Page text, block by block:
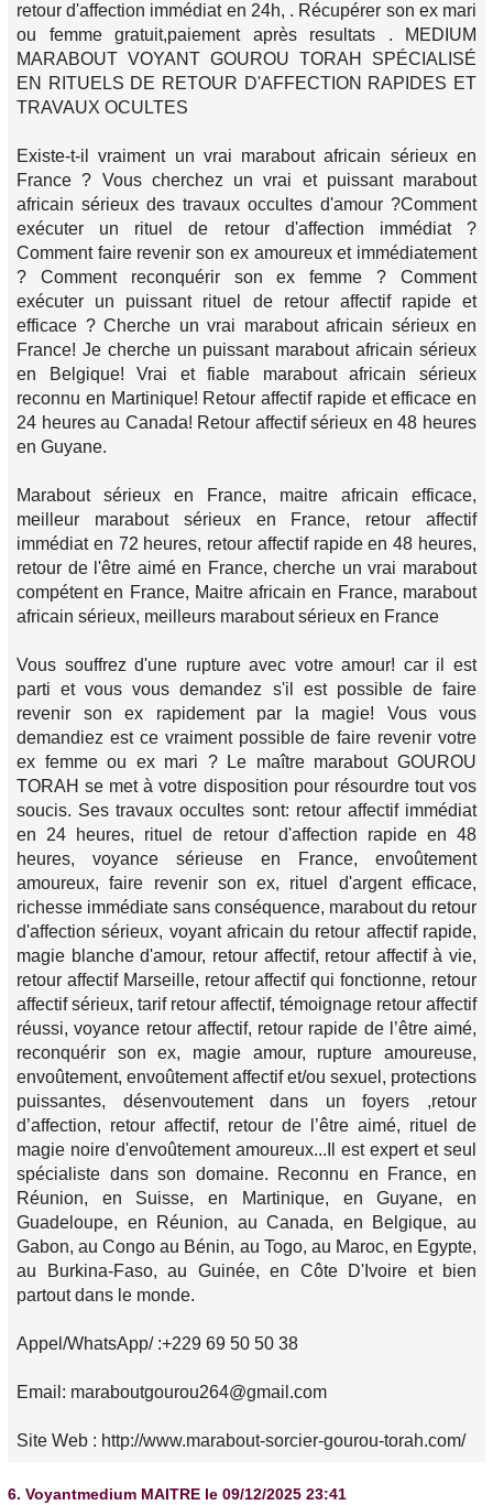
retour d'affection immédiat en 24h, . Récupérer son ex mari
ou femme gratuit,paiement après resultats . MEDIUM
MARABOUT VOYANT GOUROU TORAH SPÉCIALISÉ
EN RITUELS DE RETOUR D'AFFECTION RAPIDES ET
TRAVAUX OCULTES
Existe-t-il vraiment un vrai marabout africain sérieux en
France ? Vous cherchez un vrai et puissant marabout
africain sérieux des travaux occultes d'amour ?Comment
exécuter un rituel de retour d'affection immédiat ?
Comment faire revenir son ex amoureux et immédiatement
? Comment reconquérir son ex femme ? Comment
exécuter un puissant rituel de retour affectif rapide et
efficace ? Cherche un vrai marabout africain sérieux en
France! Je cherche un puissant marabout africain sérieux
en Belgique! Vrai et fiable marabout africain sérieux
reconnu en Martinique! Retour affectif rapide et efficace en
24 heures au Canada! Retour affectif sérieux en 48 heures
en Guyane.
Marabout sérieux en France, maitre africain efficace,
meilleur marabout sérieux en France, retour affectif
immédiat en 72 heures, retour affectif rapide en 48 heures,
retour de l'être aimé en France, cherche un vrai marabout
compétent en France, Maitre africain en France, marabout
africain sérieux, meilleurs marabout sérieux en France
Vous souffrez d'une rupture avec votre amour! car il est
parti et vous vous demandez s'il est possible de faire
revenir son ex rapidement par la magie! Vous vous
demandiez est ce vraiment possible de faire revenir votre
ex femme ou ex mari ? Le maître marabout GOUROU
TORAH se met à votre disposition pour résourdre tout vos
soucis. Ses travaux occultes sont: retour affectif immédiat
en 24 heures, rituel de retour d'affection rapide en 48
heures, voyance sérieuse en France, envoûtement
amoureux, faire revenir son ex, rituel d'argent efficace,
richesse immédiate sans conséquence, marabout du retour
d'affection sérieux, voyant africain du retour affectif rapide,
magie blanche d'amour, retour affectif, retour affectif à vie,
retour affectif Marseille, retour affectif qui fonctionne, retour
affectif sérieux, tarif retour affectif, témoignage retour affectif
réussi, voyance retour affectif, retour rapide de l’être aimé,
reconquérir son ex, magie amour, rupture amoureuse,
envoûtement, envoûtement affectif et/ou sexuel, protections
puissantes, désenvoutement dans un foyers ,retour
d’affection, retour affectif, retour de l’être aimé, rituel de
magie noire d'envoûtement amoureux...Il est expert et seul
spécialiste dans son domaine. Reconnu en France, en
Réunion, en Suisse, en Martinique, en Guyane, en
Guadeloupe, en Réunion, au Canada, en Belgique, au
Gabon, au Congo au Bénin, au Togo, au Maroc, en Egypte,
au Burkina-Faso, au Guinée, en Côte D'Ivoire et bien
partout dans le monde.
Appel/WhatsApp/ :+229 69 50 50 38
Email: maraboutgourou264@gmail.com
Site Web : http://www.marabout-sorcier-gourou-torah.com/
6. Voyantmedium MAITRE le 09/12/2025 23:41